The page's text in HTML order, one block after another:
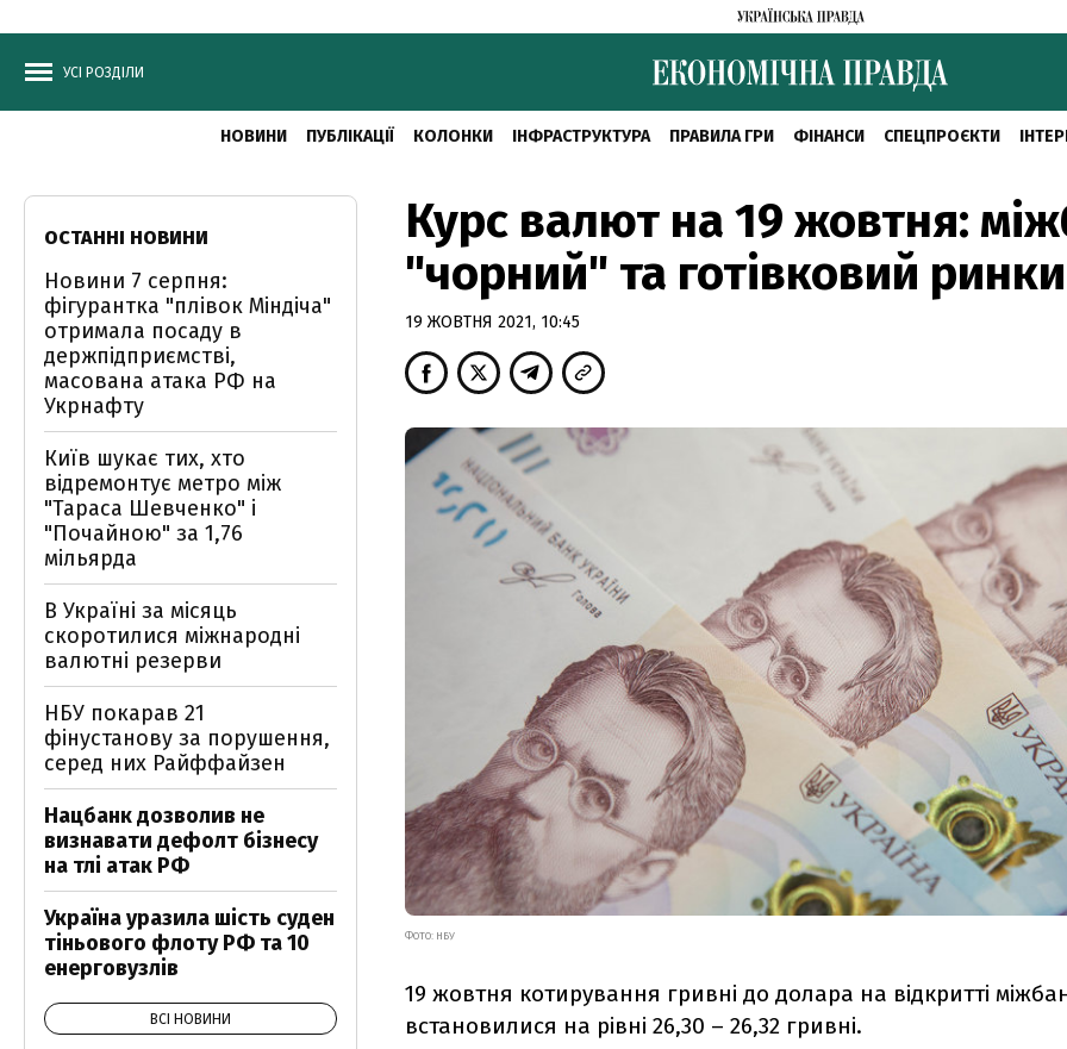
УСІ РОЗДІЛИ
НОВИНИ ПУБЛІКАЦІЇ КОЛОНКИ ІНФРАСТРУКТУРА ПРАВИЛА ГРИ ФІНАНСИ СПЕЦПРОЄКТИ
Курс валют на 19 жовтня:
"чорний" та готівковий ринки
19 ЖОВТНЯ 2021, 10:45
ФОТО: НБУ
19 жовтня котирування гривні до долара на відкритті
встановилися на рівні 26,30 – 26,32 гривні.
ОСТАННІ НОВИНИ
Новини 7 серпня:
фігурантка "плівок Міндіча"
отримала посаду в
держпідприємстві,
масована атака РФ на
Укрнафту
Київ шукає тих, хто
відремонтує метро між
"Тараса Шевченко" і
"Почайною" за 1,76
мільярда
В Україні за місяць
скоротилися міжнародні
валютні резерви
НБУ покарав 21
фінустанову за порушення,
серед них Райффайзен
Нацбанк дозволив не
визнавати дефолт бізнесу
на тлі атак РФ
Україна уразила шість суден
тіньового флоту РФ та 10
енерговузлів
ВСІ НОВИНИ